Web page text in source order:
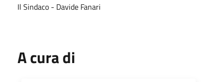
Il Sindaco - Davide Fanari
A cura di